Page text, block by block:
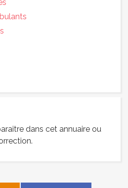
dans cet annuaire ou